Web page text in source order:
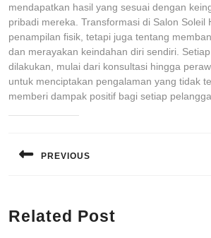
mendapatkan hasil yang sesuai dengan
pribadi mereka. Transformasi di Salon Soleil
penampilan fisik, tetapi juga tentang
dan merayakan keindahan diri sendiri.
dilakukan, mulai dari konsultasi hingga
untuk menciptakan pengalaman yang tidak
memberi dampak positif bagi setiap
pos
PREVIOUS
post:
Related Post